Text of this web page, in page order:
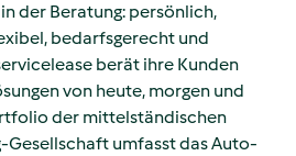
der Beratung: persönlich,
bedarfsgerecht und
berät ihre Kunden
von heute, morgen und
der mittelständischen
Gesellschaft umfasst das Auto-